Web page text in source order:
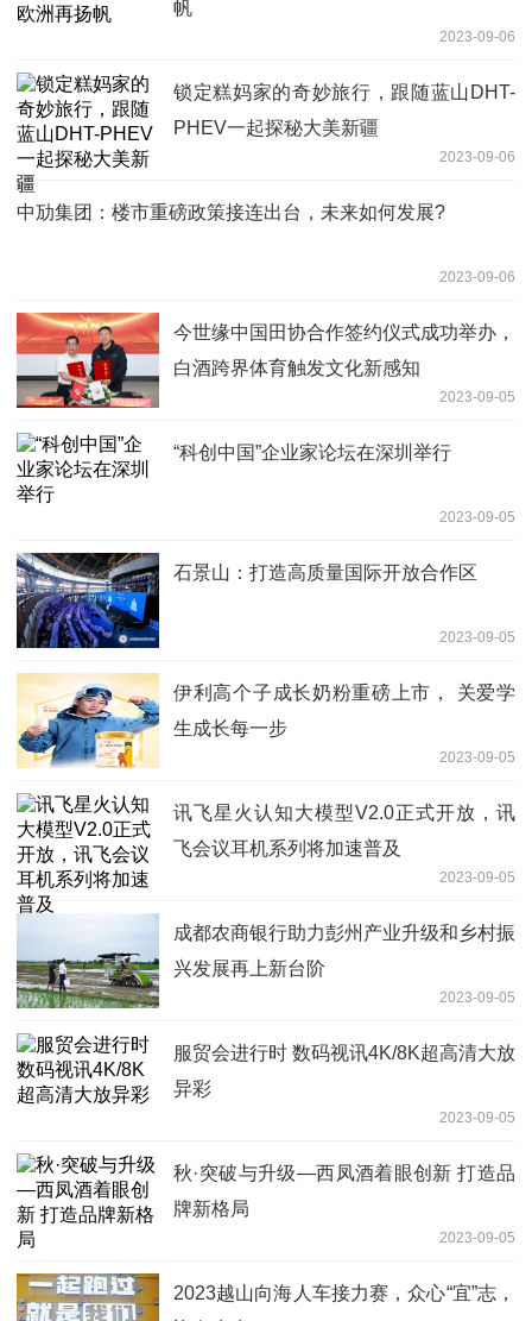
帆
2023-09-06
锁定糕妈家的奇妙旅行，跟随蓝山DHT-
PHEV一起探秘大美新疆
2023-09-06
中劢集团：楼市重磅政策接连出台，未来如何发展?
2023-09-06
今世缘中国田协合作签约仪式成功举办，
白酒跨界体育触发文化新感知
2023-09-05
“科创中国”企业家论坛在深圳举行
2023-09-05
石景山：打造高质量国际开放合作区
2023-09-05
伊利高个子成长奶粉重磅上市， 关爱学
生成长每一步
2023-09-05
讯飞星火认知大模型V2.0正式开放，讯
飞会议耳机系列将加速普及
2023-09-05
成都农商银行助力彭州产业升级和乡村振
兴发展再上新台阶
2023-09-05
服贸会进行时 数码视讯4K/8K超高清大放
异彩
2023-09-05
秋·突破与升级—西凤酒着眼创新 打造品
牌新格局
2023-09-05
2023越山向海人车接力赛，众心“宜”志，